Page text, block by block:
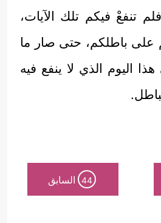
فلم تنفعْ فيكم تلك الآيات،
على باطلكم، حتى صار ما
اليوم الذي لا ينفع فيه
44 السابق